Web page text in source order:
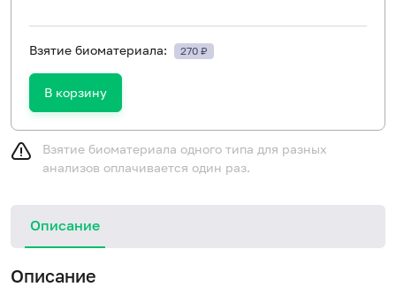
Взятие биоматериала: 270 ₽
В корзину
Взятие биоматериала одного типа для разных
анализов оплачивается один раз.
Описание
Описание